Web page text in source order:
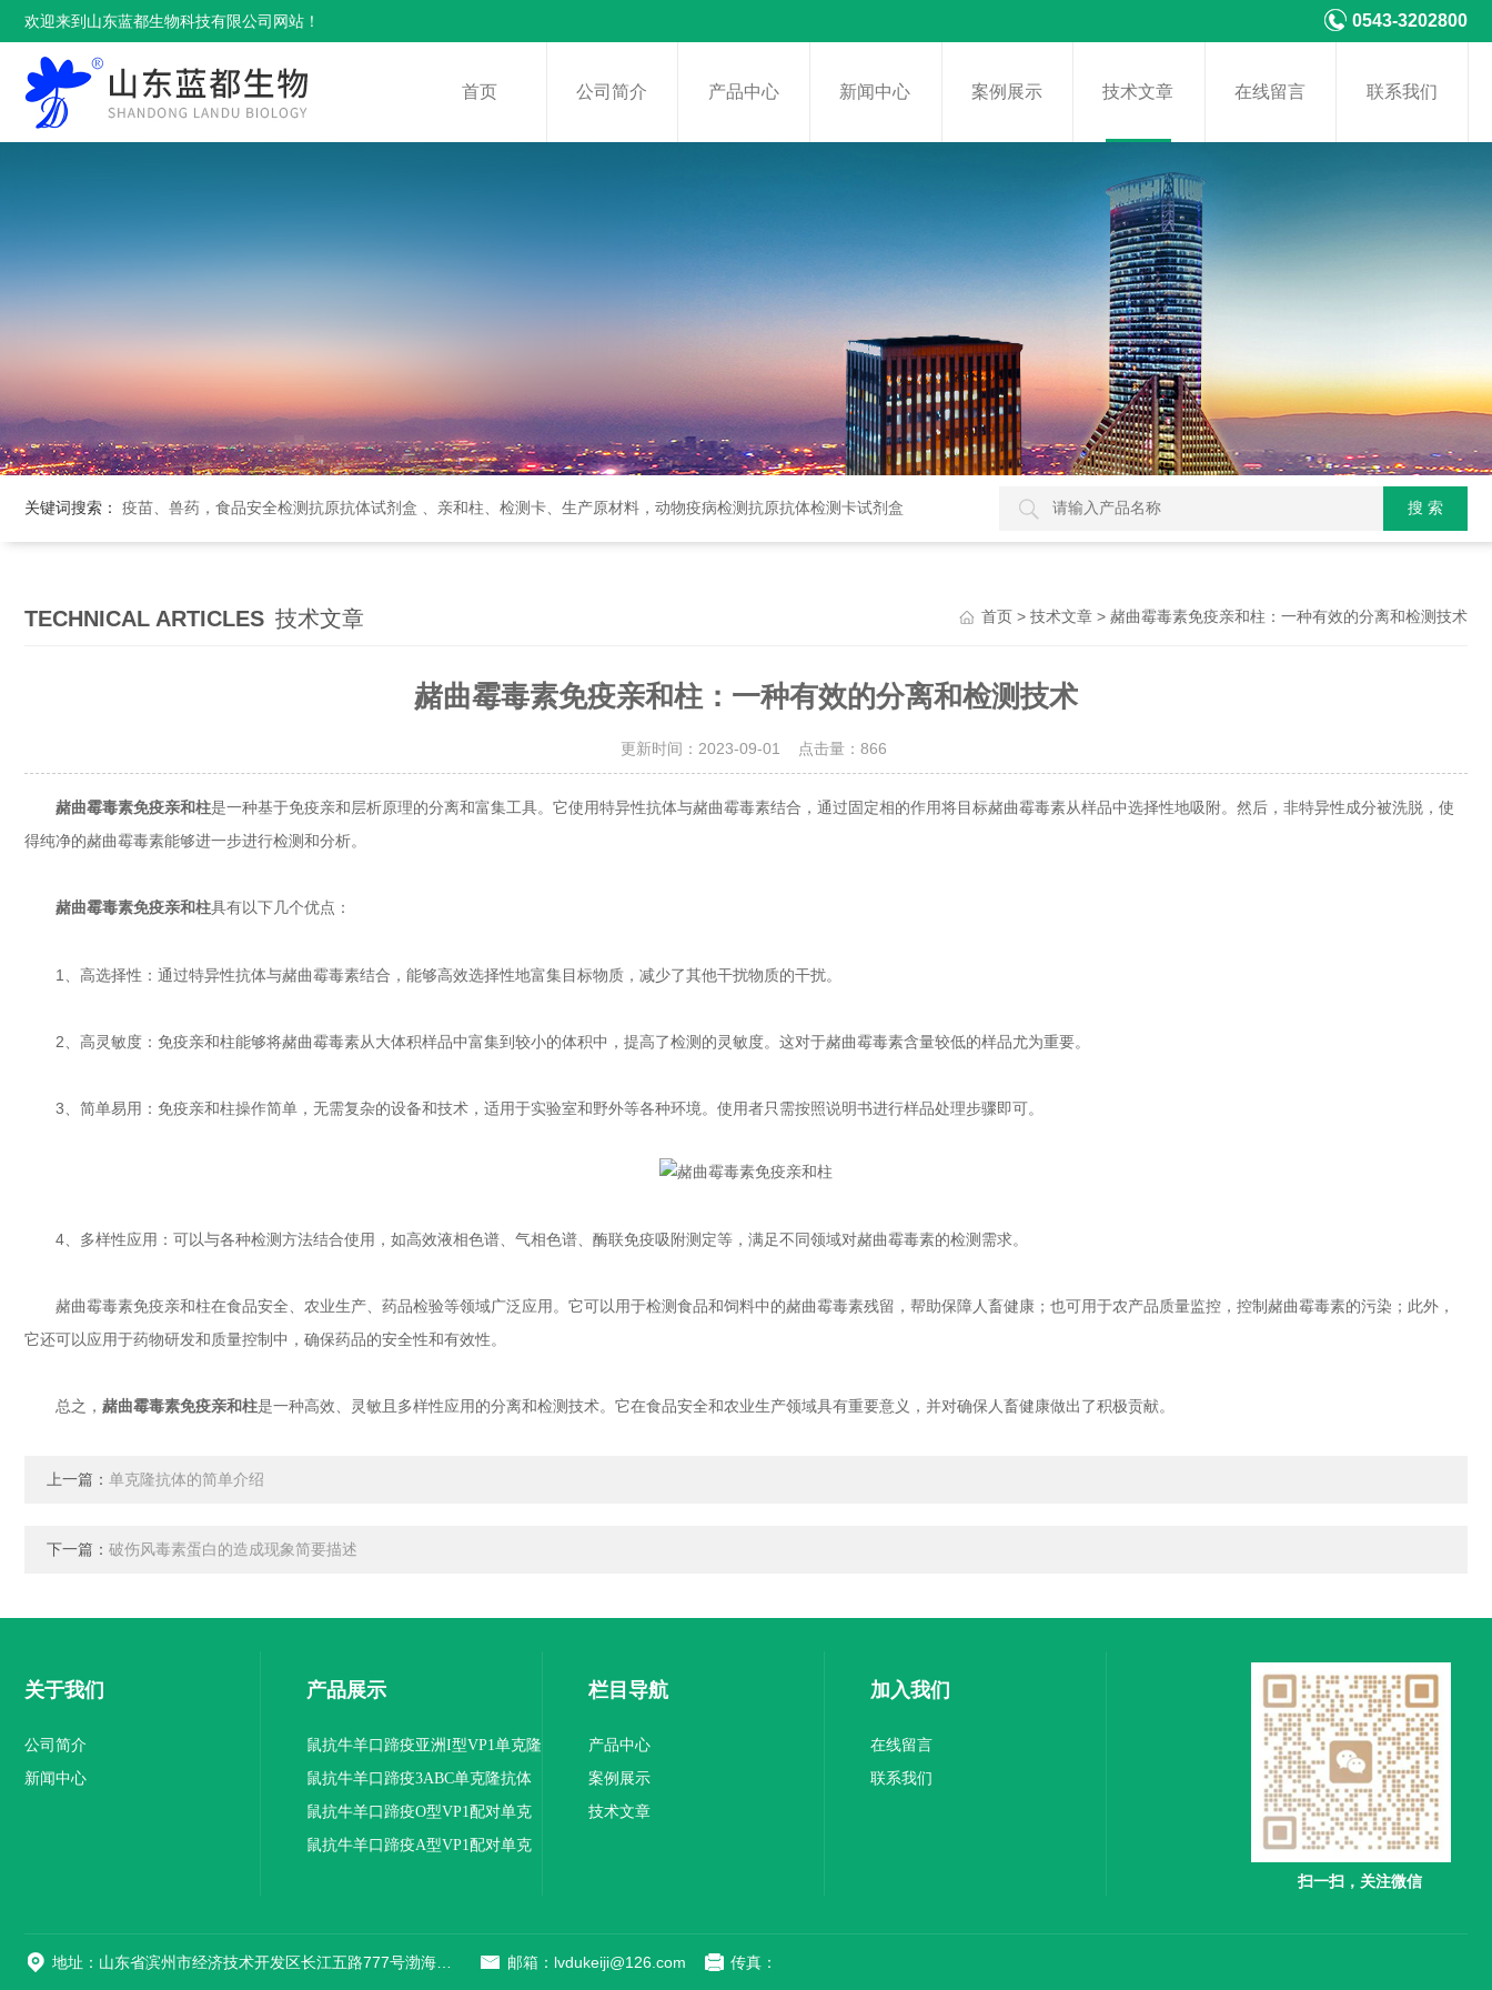
欢迎来到山东蓝都生物科技有限公司网站！ 0543-3202800
首页 公司简介 产品中心 新闻中心 案例展示 技术文章 在线留言 联系我们
关键词搜索： 疫苗、兽药，食品安全检测抗原抗体试剂盒 、亲和柱、检测卡、生产原材料，动物疫病检测抗原抗体检测卡试剂盒
TECHNICAL ARTICLES 技术文章 首页 > 技术文章 > 赭曲霉毒素免疫亲和柱：一种有效的分离和检测技术
赭曲霉毒素免疫亲和柱：一种有效的分离和检测技术
更新时间：2023-09-01 点击量： 866
赭曲霉毒素免疫亲和柱是一种基于免疫亲和层析原理的分离和富集工具。它使用特异性抗体与赭曲霉毒素结合，通过固定相的作用将目标赭曲霉毒素从样品中选择性地吸附。然后，非特异性成分被洗脱，使
得纯净的赭曲霉毒素能够进一步进行检测和分析。
赭曲霉毒素免疫亲和柱具有以下几个优点：
1、高选择性：通过特异性抗体与赭曲霉毒素结合，能够高效选择性地富集目标物质，减少了其他干扰物质的干扰。
2、高灵敏度：免疫亲和柱能够将赭曲霉毒素从大体积样品中富集到较小的体积中，提高了检测的灵敏度。这对于赭曲霉毒素含量较低的样品尤为重要。
3、简单易用：免疫亲和柱操作简单，无需复杂的设备和技术，适用于实验室和野外等各种环境。使用者只需按照说明书进行样品处理步骤即可。
4、多样性应用：可以与各种检测方法结合使用，如高效液相色谱、气相色谱、酶联免疫吸附测定等，满足不同领域对赭曲霉毒素的检测需求。
赭曲霉毒素免疫亲和柱在食品安全、农业生产、药品检验等领域广泛应用。它可以用于检测食品和饲料中的赭曲霉毒素残留，帮助保障人畜健康；也可用于农产品质量监控，控制赭曲霉毒素的污染；此外，
它还可以应用于药物研发和质量控制中，确保药品的安全性和有效性。
总之， 赭曲霉毒素免疫亲和柱是一种高效、灵敏且多样性应用的分离和检测技术。它在食品安全和农业生产领域具有重要意义，并对确保人畜健康做出了积极贡献。
上一篇： 单克隆抗体的简单介绍
下一篇： 破伤风毒素蛋白的造成现象简要描述
关于我们
公司简介
新闻中心
产品展示
鼠抗牛羊口蹄疫亚洲I型VP1单克隆
抗体
鼠抗牛羊口蹄疫3ABC单克隆抗体
鼠抗牛羊口蹄疫O型VP1配对单克
隆抗体
鼠抗牛羊口蹄疫A型VP1配对单克
栏目导航
产品中心
案例展示
技术文章
加入我们
在线留言
联系我们
扫一扫，关注微信
邮箱：lvdukeiji@126.com 传真：